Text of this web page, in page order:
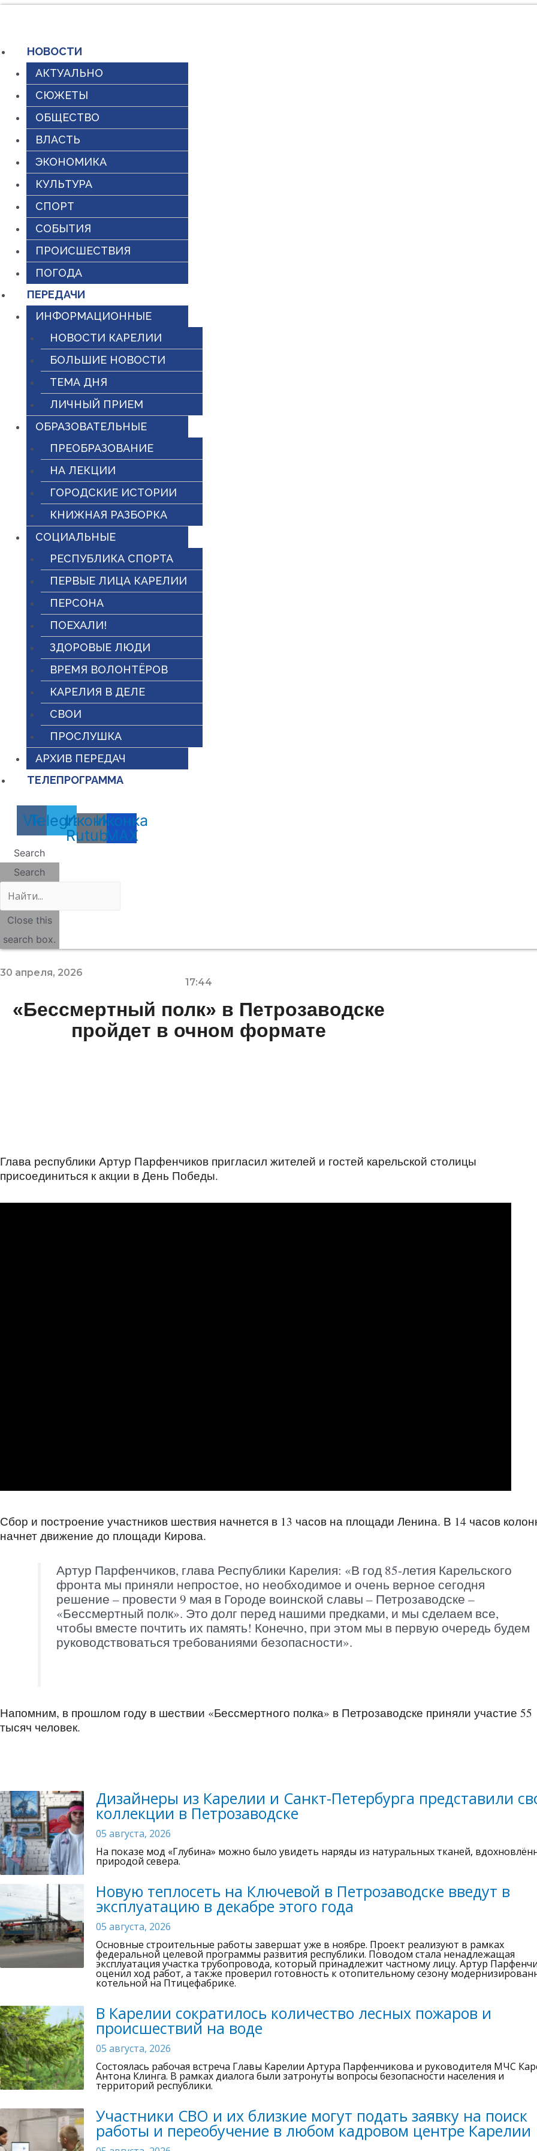
содержимому
НОВОСТИ
АКТУАЛЬНО
СЮЖЕТЫ
ОБЩЕСТВО
ВЛАСТЬ
ЭКОНОМИКА
КУЛЬТУРА
СПОРТ
СОБЫТИЯ
ПРОИСШЕСТВИЯ
ПОГОДА
ПЕРЕДАЧИ
ИНФОРМАЦИОННЫЕ
НОВОСТИ КАРЕЛИИ
БОЛЬШИЕ НОВОСТИ
ТЕМА ДНЯ
ЛИЧНЫЙ ПРИЕМ
ОБРАЗОВАТЕЛЬНЫЕ
ПРЕОБРАЗОВАНИЕ
НА ЛЕКЦИИ
ГОРОДСКИЕ ИСТОРИИ
КНИЖНАЯ РАЗБОРКА
СОЦИАЛЬНЫЕ
РЕСПУБЛИКА СПОРТА
ПЕРВЫЕ ЛИЦА КАРЕЛИИ
ПЕРСОНА
ПОЕХАЛИ!
ЗДОРОВЫЕ ЛЮДИ
ВРЕМЯ ВОЛОНТЁРОВ
КАРЕЛИЯ В ДЕЛЕ
СВОИ
ПРОСЛУШКА
АРХИВ ПЕРЕДАЧ
ТЕЛЕПРОГРАММА
Vk
Telegram
Иконка
Rutube
Иконка
MAX
Search
Search
Close this
search box.
30 апреля, 2026
17:44
«Бессмертный полк» в Петрозаводске
пройдет в очном формате
Глава республики Артур Парфенчиков пригласил жителей и гостей карельской столицы
присоединиться к акции в День Победы.
Сбор и построение участников шествия начнется в 13 часов на площади Ленина. В 14 часов
начнет движение до площади Кирова.
Артур Парфенчиков, глава Республики Карелия: «В год 85-летия Карельского
фронта мы приняли непростое, но необходимое и очень верное сегодня
решение – провести 9 мая в Городе воинской славы – Петрозаводске –
«Бессмертный полк». Это долг перед нашими предками, и мы сделаем все,
чтобы вместе почтить их память! Конечно, при этом мы в первую очередь будем
руководствоваться требованиями безопасности».
Напомним, в прошлом году в шествии «Бессмертного полка» в Петрозаводске приняли участие 55
тысяч человек.
Дизайнеры из Карелии и Санкт-Петербурга представили
коллекции в Петрозаводске
05 августа, 2026
На показе мод «Глубина» можно было увидеть наряды из натуральных тканей,
природой севера.
Новую теплосеть на Ключевой в Петрозаводске введут в
эксплуатацию в декабре этого года
05 августа, 2026
Основные строительные работы завершат уже в ноябре. Проект реализуют в рамках
федеральной целевой программы развития республики. Поводом стала ненадлежащая
эксплуатация участка трубопровода, который принадлежит частному лицу. Артур
оценил ход работ, а также проверил готовность к отопительному сезону
котельной на Птицефабрике.
В Карелии сократилось количество лесных пожаров и
происшествий на воде
05 августа, 2026
Состоялась рабочая встреча Главы Карелии Артура Парфенчикова и руководителя МЧС
Антона Клинга. В рамках диалога были затронуты вопросы безопасности населения и
территорий республики.
Участники СВО и их близкие могут подать заявку на поиск
работы и переобучение в любом кадровом центре Карелии